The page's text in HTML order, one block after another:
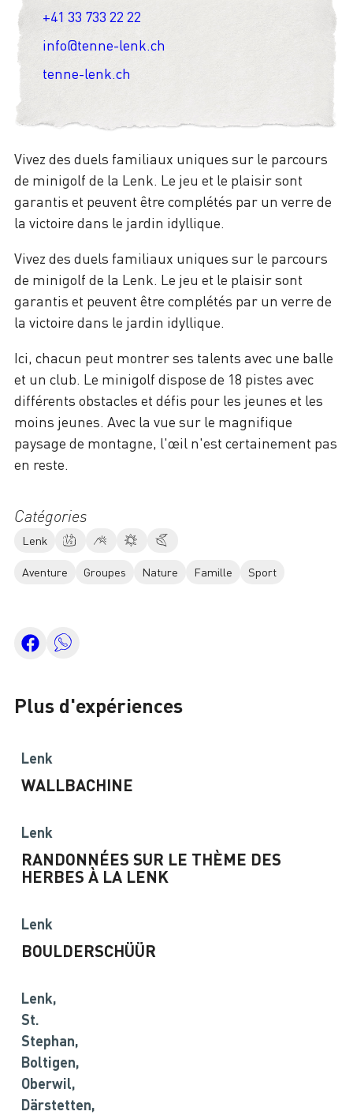
Catégories
Lenk
Aventure Groupes Nature Famille Sport
Vivez des duels familiaux uniques sur le parcours
de minigolf de la Lenk. Le jeu et le plaisir sont
garantis et peuvent être complétés par un verre de
la victoire dans le jardin idyllique.
Vivez des duels familiaux uniques sur le parcours
de minigolf de la Lenk. Le jeu et le plaisir sont
garantis et peuvent être complétés par un verre de
la victoire dans le jardin idyllique.
Ici, chacun peut montrer ses talents avec une balle
et un club. Le minigolf dispose de 18 pistes avec
différents obstacles et défis pour les jeunes et les
moins jeunes. Avec la vue sur le magnifique
paysage de montagne, l'œil n'est certainement pas
en reste.
+41 33 733 22 22
info@tenne-lenk.ch
tenne-lenk.ch
Plus d'expériences
Lenk
WALLBACHINE
Lenk
RANDONNÉES SUR LE THÈME DES
HERBES À LA LENK
Lenk
BOULDERSCHÜÜR
Lenk,
St.
Stephan,
Boltigen,
Oberwil,
Därstetten,